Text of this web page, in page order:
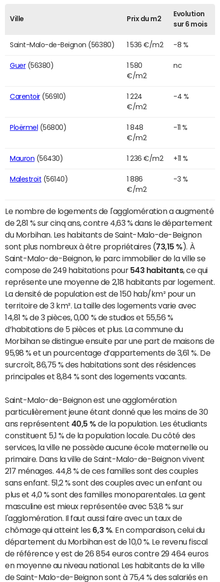
Ville Prix du m2
Evolution
sur 6 mois
Saint-Malo-de-Beignon (56380) 1 536 €/m2 -8 %
Guer(56380)
1 580
€/m2
nc
Carentoir(56910)
1 224
€/m2
-4 %
Ploërmel (56800)
1 848
€/m2
-11 %
Mauron (56430) 1 236 €/m2 +11 %
Malestroit (56140)
1 886
€/m2
-3 %
Le nombre de logements de l'agglomération a augmenté
de 2,81 % sur cinq ans, contre 4,63 % dans le département
du Morbihan. Les habitants de Saint-Malo-de-Beignon
sont plus nombreux à être propriétaires (73,15 % ). À
Saint-Malo-de-Beignon, le parc immobilier de la ville se
compose de 249 habitations pour 543 habitants, ce qui
représente une moyenne de 2,18 habitants par logement.
La densité de population est de 150 hab/km² pour un
territoire de 3 km². La taille des logements varie avec
14,81 % de 3 pièces, 0,00 % de studios et 55,56 %
d’habitations de 5 pièces et plus. La commune du
Morbihan se distingue ensuite par une part de maisons de
95,98 % et un pourcentage d’appartements de 3,61 %. De
surcroît, 86,75 % des habitations sont des résidences
principales et 8,84 % sont des logements vacants.
Saint-Malo-de-Beignon est une agglomération
particulièrement jeune étant donné que les moins de 30
ans représentent 40,5 % de la population. Les étudiants
constituent 5,1 % de la population locale. Du côté des
services, la ville ne possède aucune école maternelle ou
primaire. Dans la ville de Saint-Malo-de-Beignon vivent
217 ménages. 44,8 % de ces familles sont des couples
sans enfant. 51,2 % sont des couples avec un enfant ou
plus et 4,0 % sont des familles monoparentales. La gent
masculine est mieux représentée avec 53,8 % sur
l'agglomération. Il faut aussi faire avec un taux de
chômage qui atteint les 6,3 % . En comparaison, celui du
département du Morbihan est de 10,0 %. Le revenu fiscal
de référence y est de 26 854 euros contre 29 464 euros
en moyenne au niveau national. Les habitants de la ville
de Saint-Malo-de-Beignon sont à 75,4 % des salariés en